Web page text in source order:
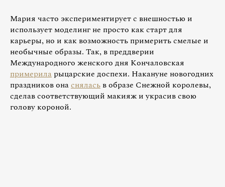
Мария часто экспериментирует с внешностью и
использует моделинг не просто как старт для
карьеры, но и как возможность примерить смелые и
необычные образы. Так, в преддверии
Международного женского дня Кончаловская
примерила рыцарские доспехи. Накануне новогодних
праздников онаснялась в образе Снежной королевы,
сделав соответствующий макияж и украсив свою
голову короной.